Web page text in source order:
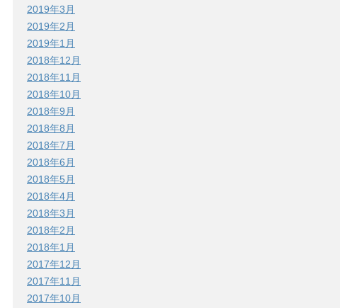
2019年3月
2019年2月
2019年1月
2018年12月
2018年11月
2018年10月
2018年9月
2018年8月
2018年7月
2018年6月
2018年5月
2018年4月
2018年3月
2018年2月
2018年1月
2017年12月
2017年11月
2017年10月